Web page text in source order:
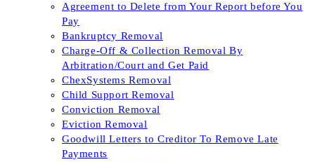
Agreement to Delete from Your Report before You
Pay
Bankruptcy Removal
Charge-Off & Collection Removal By
Arbitration/Court and Get Paid
ChexSystems Removal
Child Support Removal
Conviction Removal
Eviction Removal
Goodwill Letters to Creditor To Remove Late
Payments